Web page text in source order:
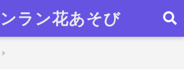
ラン花あそび